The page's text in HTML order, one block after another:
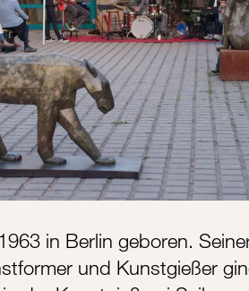
in Berlin geboren.
und Kunstgießer